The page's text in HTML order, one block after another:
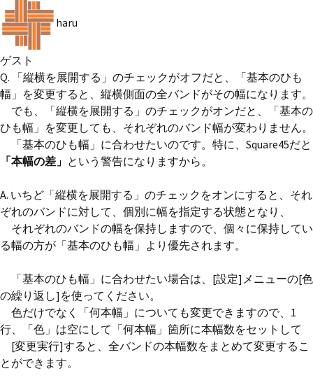
haru
ゲスト
Q. 「縦横を展開する」のチェックがオフだと、「基本のひも
幅」を変更すると、縦横側面の全バンドがその幅になります。
でも、「縦横を展開する」のチェックがオンだと、「基本の
ひも幅」を変更しても、それぞれのバンド幅が変わりません。
「基本のひも幅」に合わせたいのです。特に、Square45だと
「本幅の差」 という警告になりますから。
A. いちど「縦横を展開する」のチェックをオンにすると、それ
ぞれのバンドに対して、個別に幅を指定する状態となり、
それぞれのバンドの幅を保持しますので、個々に保持してい
る幅の方が「基本のひも幅」より優先されます。
「基本のひも幅」に合わせたい場合は、[設定]メニューの[色
の繰り返し]を使ってください。
色だけでなく「何本幅」についても変更できますので、1
行、「色」は空にして「何本幅」箇所に本幅数をセットして
[変更実行]すると、全バンドの本幅数をまとめて変更するこ
とができます。